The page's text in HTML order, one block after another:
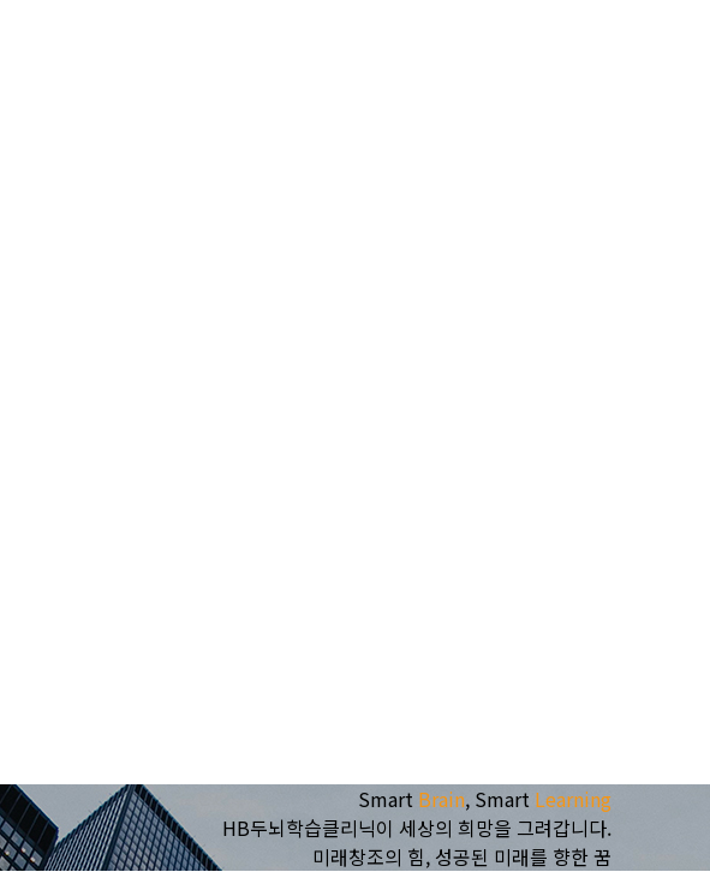
Smart Brain, Smart Learning
HB두뇌학습클리닉이 세상의 희망을 그려갑니다.
미래창조의 힘, 성공된 미래를 향한 꿈